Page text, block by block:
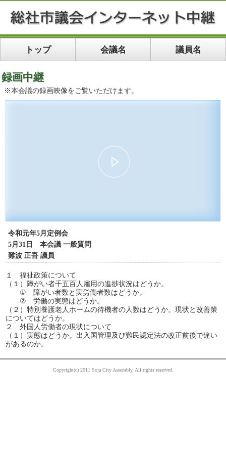
トップ 会議名 議員名
録画中継
※本会議の録画映像をご覧いただけます。
令和元年5月定例会
5月31日 本会議 一般質問
難波 正吾 議員
１ 福祉政策について
（１）障がい者千五百人雇用の進捗状況はどうか。
① 障がい者数と実労働者数はどうか。
② 労働の実態はどうか。
（２）特別養護老人ホームの待機者の人数はどうか。現状と改善策
についてはどうか。
２ 外国人労働者の現状について
（１）実態はどうか。出入国管理及び難民認定法の改正前後で違い
があるのか。
Copyright(c) 2011 Soja City Assembly. All rights reserved.